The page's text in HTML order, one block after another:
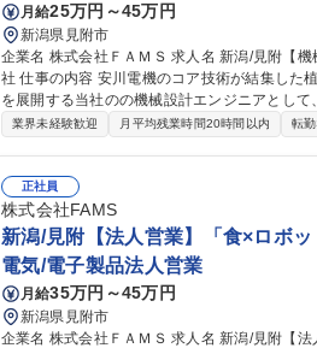
月給25万円～45万円
新潟県見附市
企業名 株式会社ＦＡＭＳ 求人名 新潟/見附【機械設計】】「食×ロボット」で創る未来の食卓/安川電機100%子会
社 仕事の内容 安川電機のコア技術が結集した植物工場システム「アグリネ」や、最先端の食品ロボットシステム
を展開する当社のの機械設計エンジニアとし
立ち上げ げなどをお任せします。 【具体的には】 ■コンセプト設計 ■商品化 構造設計、部品設計 ■強度、耐久 信
械設計】】「食×ロボット」で創る未来の食卓/
業界未経験歓迎 月平均残業時間20時間以内 転勤
正社員
株式会社FAMS
新潟/見附【法人営業】「食×ロボ
電気/電子製品法人営業
月給35万円～45万円
新潟県見附市
企業名 株式会社ＦＡＭＳ 求人名 新潟/見附【法人営業】「食×ロボット」で創る未来の食卓/安川電機100%子会社